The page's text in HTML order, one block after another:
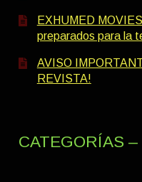
EXHUMED
preparados para la
AVISO
REVISTA!
CATEGORÍAS